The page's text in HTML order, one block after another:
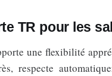
TR pour les
une flexibilité
respecte